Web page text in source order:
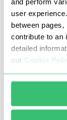
user
between
contribute to an
detailed
our Cookie
和好处
Proxy-Seller公
括WhatsApp信
网络浏览器和第